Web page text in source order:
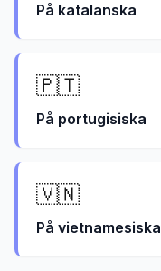
På katalanska
🇵🇹
På portugisiska
🇻🇳
På vietnamesiska